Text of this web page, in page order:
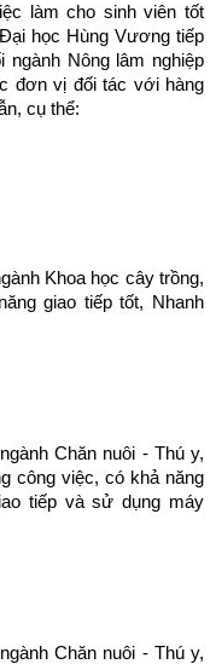
làm cho sinh viên tốt
học Hùng Vương tiếp
Nông lâm nghiệp
đơn vị đối tác với hàng
cụ thể:
Khoa học cây trồng,
giao tiếp tốt, Nhanh
Chăn nuôi - Thú y,
công việc, có khả năng
tiếp và sử dụng máy
Chăn nuôi - Thú y,